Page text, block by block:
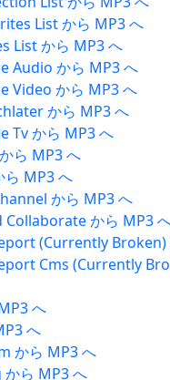
List から MP3 へ
List から MP3 へ
Audio から MP3 へ
Video から MP3 へ
から MP3 へ
Tv から MP3 へ
ら MP3 へ
ら MP3 へ
から MP3 へ
Collaborate から MP3
(Currently Broken)
Cms (Currently
へ
へ
から MP3 へ
ら MP3 へ